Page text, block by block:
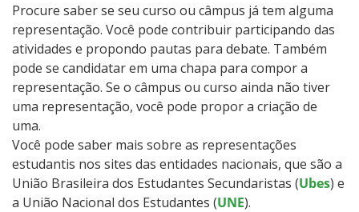
Procure saber se seu curso ou câmpus já tem alguma
representação. Você pode contribuir participando das
atividades e propondo pautas para debate. Também
pode se candidatar em uma chapa para compor a
representação. Se o câmpus ou curso ainda não tiver
uma representação, você pode propor a criação de
uma.
Você pode saber mais sobre as representações
estudantis nos sites das entidades nacionais, que são a
União Brasileira dos Estudantes Secundaristas (Ubes) e
a União Nacional dos Estudantes (UNE).